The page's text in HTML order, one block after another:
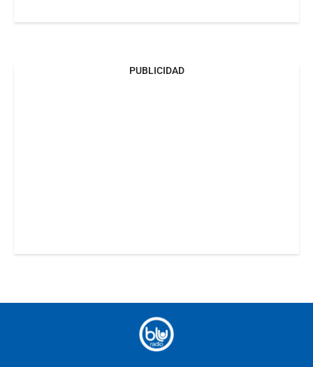
PUBLICIDAD